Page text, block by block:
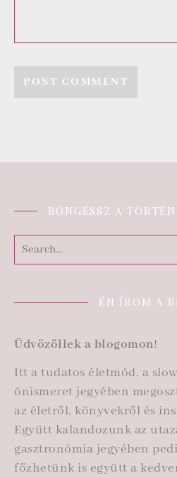
BÖNGÉSSZ A
ÉN ÍROM A
Üdvözöllek a blogomon!
Itt a tudatos életmód, a
önismeret jegyében
az életről, könyvekről és
Együtt kalandozunk az
gasztronómia jegyében
főzhetünk is együtt a